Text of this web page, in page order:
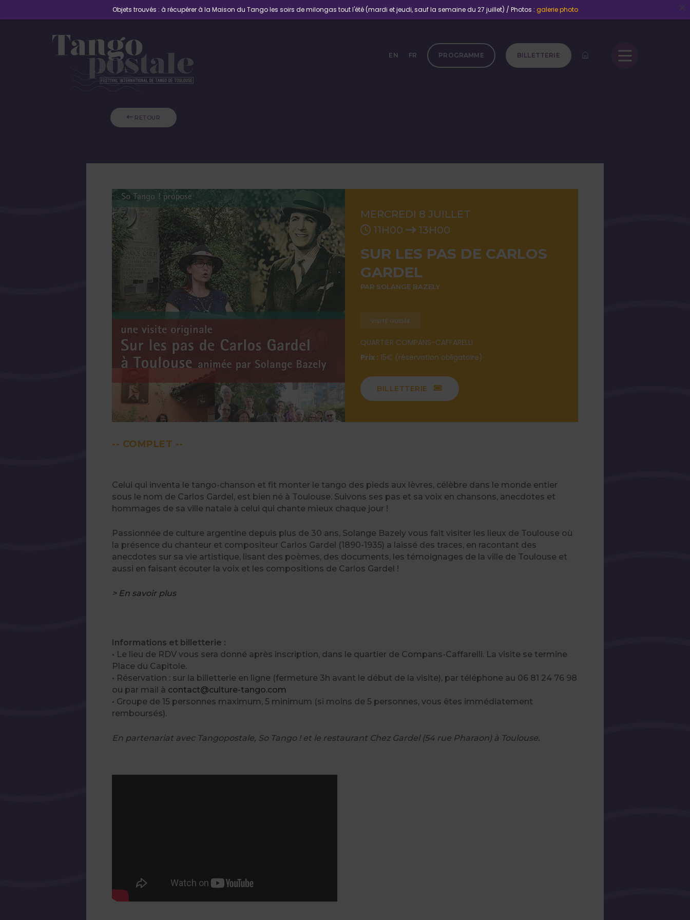
EN FR PROGRAMME BILLETTERIE
RETOUR
MERCREDI 8 JUILLET
11H00
13H00
SUR LES PAS DE CARLOS
GARDEL
PAR SOLANGE BAZELY
VISITE GUIDÉE
QUARTIER COMPANS-CAFFARELLI
Prix : 15€ (réservation obligatoire)
BILLETTERIE
-- COMPLET --
Celui qui inventa le tango-chanson et fit monter le tango des pieds aux lèvres, célèbre dans le monde entier
sous le nom de Carlos Gardel, est bien né à Toulouse. Suivons ses pas et sa voix en chansons, anecdotes et
hommages de sa ville natale à celui qui chante mieux chaque jour !
Passionnée de culture argentine depuis plus de 30 ans, Solange Bazely vous fait visiter les lieux de Toulouse où
la présence du chanteur et compositeur Carlos Gardel (1890-1935) a laissé des traces, en racontant des
anecdotes sur sa vie artistique, lisant des poèmes, des documents, les témoignages de la ville de Toulouse et
aussi en faisant écouter la voix et les compositions de Carlos Gardel !
> En savoir plus
Informations et billetterie :
• Le lieu de RDV vous sera donné après inscription, dans le quartier de Compans-Caffarelli. La visite se termine
Place du Capitole.
• Réservation : sur la billetterie en ligne (fermeture 3h avant le début de la visite), par téléphone au 06 81 24 76 98
ou par mail à contact@culture-tango.com
• Groupe de 15 personnes maximum, 5 minimum (si moins de 5 personnes, vous êtes immédiatement
remboursés).
En partenariat avec Tangopostale, So Tango ! et le restaurant Chez Gardel (54 rue Pharaon) à Toulouse.
Objets trouvés : à récupérer à la Maison du Tango les soirs de milongas tout l'été (mardi et jeudi, sauf la semaine du 27 juillet) / Photos : galerie photo